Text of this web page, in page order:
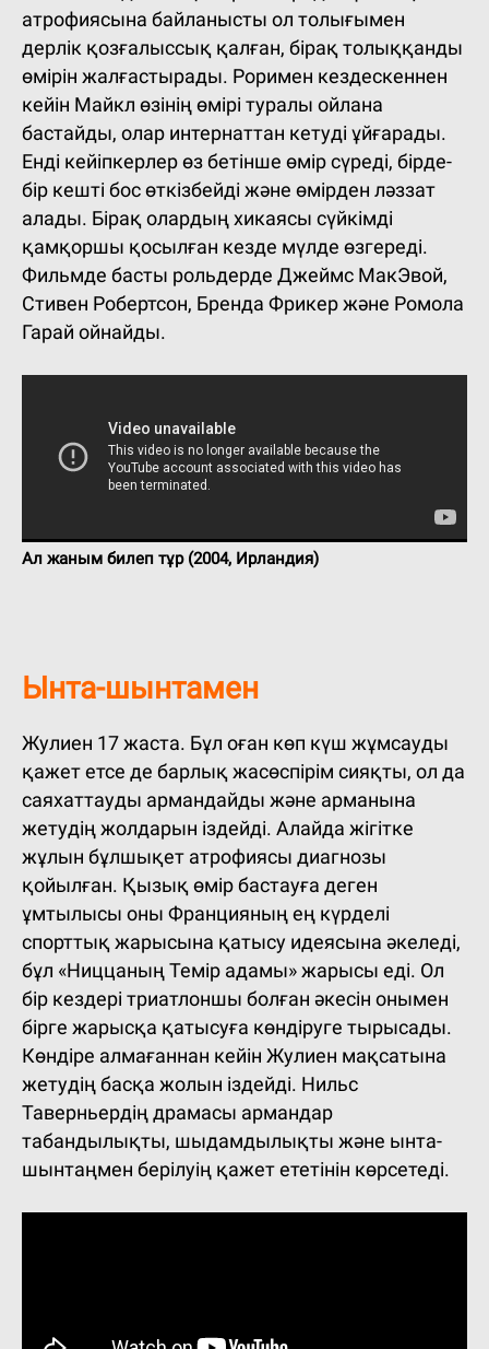
атрофиясына байланысты ол толығымен
дерлік қозғалыссық қалған, бірақ толыққанды
өмірін жалғастырады. Роримен кездескеннен
кейін Майкл өзінің өмірі туралы ойлана
бастайды, олар интернаттан кетуді ұйғарады.
Енді кейіпкерлер өз бетінше өмір сүреді, бірде-
бір кешті бос өткізбейді және өмірден ләззат
алады. Бірақ олардың хикаясы сүйкімді
қамқоршы қосылған кезде мүлде өзгереді.
Фильмде басты рольдерде Джеймс МакЭвой,
Стивен Робертсон, Бренда Фрикер және Ромола
Гарай ойнайды.
Ал жаным билеп тұр (2004, Ирландия)
Ынта-шынтамен
Жулиен 17 жаста. Бұл оған көп күш жұмсауды
қажет етсе де барлық жасөспірім сияқты, ол да
саяхаттауды армандайды және арманына
жетудің жолдарын іздейді. Алайда жігітке
жұлын бұлшықет атрофиясы диагнозы
қойылған. Қызық өмір бастауға деген
ұмтылысы оны Францияның ең күрделі
спорттық жарысына қатысу идеясына әкеледі,
бұл «Ниццаның Темір адамы» жарысы еді. Ол
бір кездері триатлоншы болған әкесін онымен
бірге жарысқа қатысуға көндіруге тырысады.
Көндіре алмағаннан кейін Жулиен мақсатына
жетудің басқа жолын іздейді. Нильс
Таверньердің драмасы армандар
табандылықты, шыдамдылықты және ынта-
шынтаңмен берілуің қажет ететінін көрсетеді.